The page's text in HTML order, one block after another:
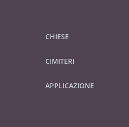
CHIESE
CIMITERI
APPLICAZIONE